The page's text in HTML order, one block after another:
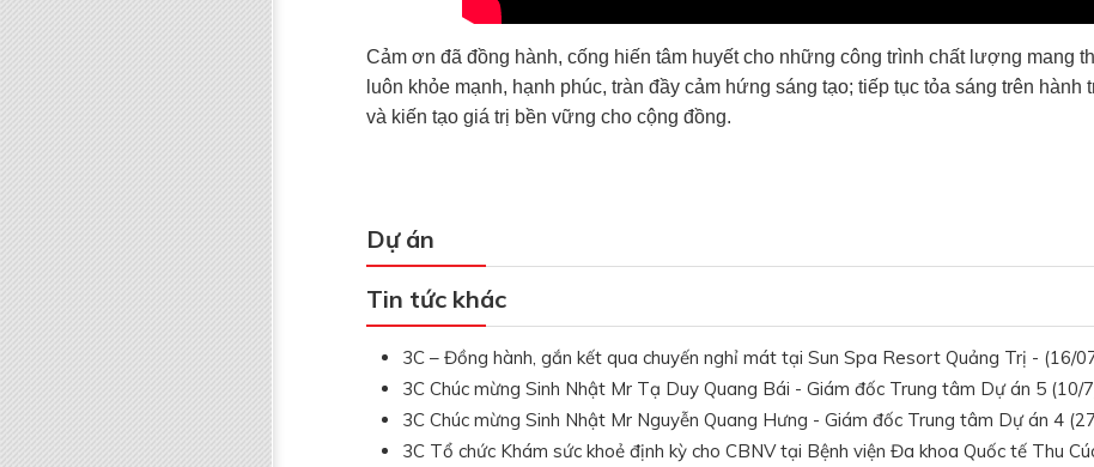
Cảm ơn đã đồng hành, cống hiến tâm huyết cho những công trình chất lượng mang
luôn khỏe mạnh, hạnh phúc, tràn đầy cảm hứng sáng tạo; tiếp tục tỏa sáng trên
và kiến tạo giá trị bền vững cho cộng đồng.
Dự án
Tin tức khác
3C – Đồng hành, gắn kết qua chuyến nghỉ mát tại Sun Spa Resort Quảng Trị - (16/
3C Chúc mừng Sinh Nhật Mr Tạ Duy Quang Bái - Giám đốc Trung tâm Dự án 5 (10/
3C Chúc mừng Sinh Nhật Mr Nguyễn Quang Hưng - Giám đốc Trung tâm Dự án 4
3C Tổ chức Khám sức khoẻ định kỳ cho CBNV tại Bệnh viện Đa khoa Quốc tế Thu